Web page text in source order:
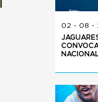
02 - 08 -